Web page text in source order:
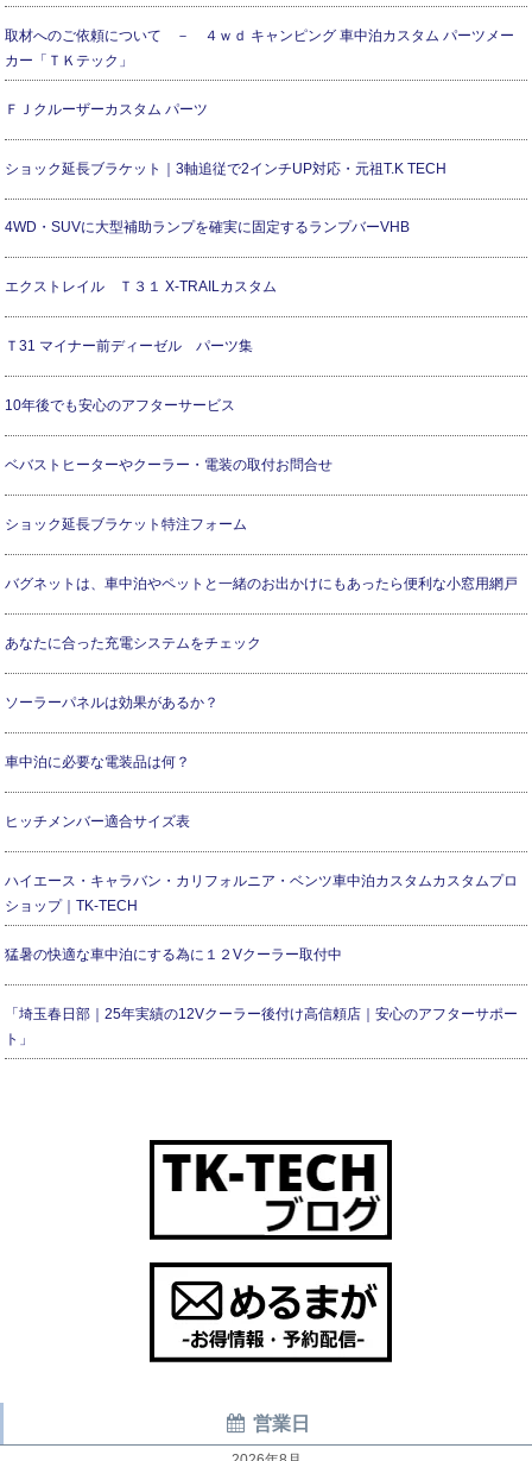
取材へのご依頼について － ４ｗｄ キャンピング 車中泊カスタム パーツメー
カー「ＴＫテック」
ＦＪクルーザーカスタム パーツ
ショック延長ブラケット｜3軸追従で2インチUP対応・元祖T.K TECH
4WD・SUVに大型補助ランプを確実に固定するランプバーVHB
エクストレイル Ｔ３１ X-TRAILカスタム
Ｔ31 マイナー前ディーゼル パーツ集
10年後でも安心のアフターサービス
ベバストヒーターやクーラー・電装の取付お問合せ
ショック延長ブラケット特注フォーム
バグネットは、車中泊やペットと一緒のお出かけにもあったら便利な小窓用網戸
あなたに合った充電システムをチェック
ソーラーパネルは効果があるか？
車中泊に必要な電装品は何？
ヒッチメンバー適合サイズ表
ハイエース・キャラバン・カリフォルニア・ベンツ車中泊カスタムカスタムプロ
ショップ｜TK-TECH
猛暑の快適な車中泊にする為に１２Vクーラー取付中
「埼玉春日部｜25年実績の12Vクーラー後付け高信頼店｜安心のアフターサポー
ト」
営業日